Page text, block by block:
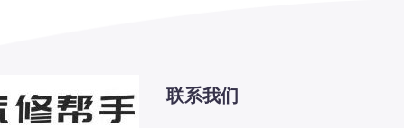
联系我们